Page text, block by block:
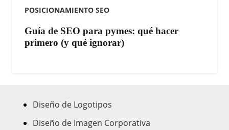
POSICIONAMIENTO SEO
Guía de SEO para pymes: qué hacer
primero (y qué ignorar)
Diseño de Logotipos
Diseño de Imagen Corporativa